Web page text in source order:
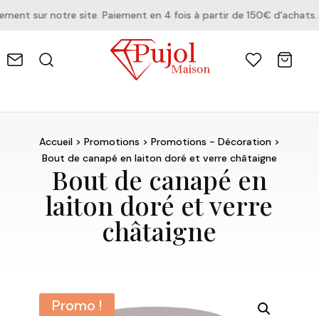
sur notre site. Paiement en 4 fois à partir de 150€ d'achats.
Accueil> Promotions > Promotions - Décoration>
Bout de canapé en laiton doré et verre châtaigne
Bout de canapé en
laiton doré et verre
châtaigne
Promo !